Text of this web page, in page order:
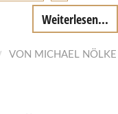
Weiterlesen...
VON MICHAEL NÖLKE